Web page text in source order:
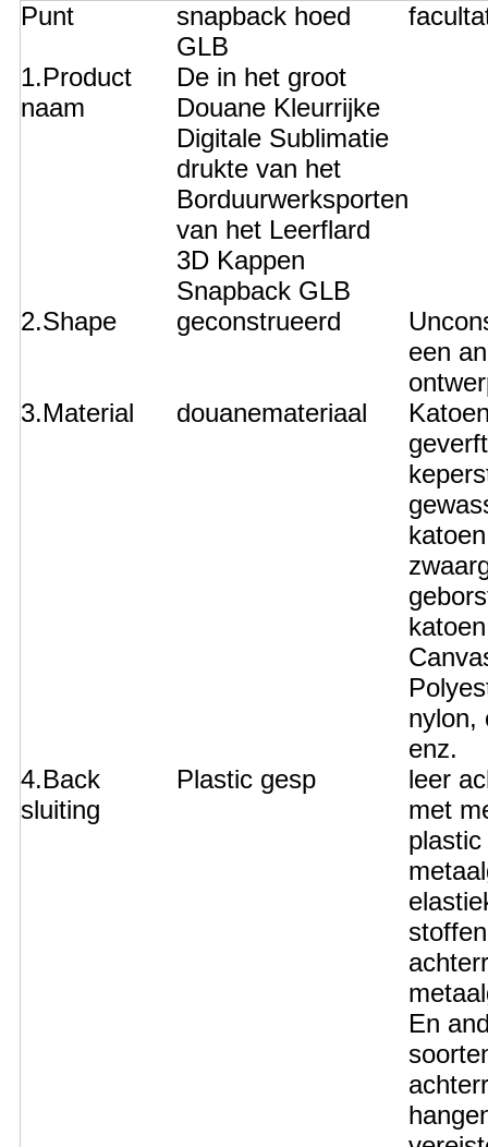
Punt
snapback hoed
GLB
1.Product
naam
De in het groot
Douane Kleurrijke
Digitale Sublimatie
drukte van het
Borduurwerksporten
van het Leerflard
3D Kappen
Snapback GLB
2.Shape
geconstrueerd
een
3.Material
douanemateriaal
enz.
4.Back
sluiting
Plastic gesp
leer
met
stoffen
En